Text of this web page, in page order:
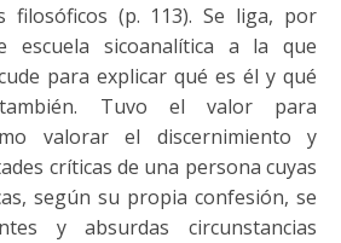
filosóficos (p. 113). Se liga, por
escuela sicoanalítica a la que
para explicar qué es él y qué
Tuvo el valor para
valorar el discernimiento y
críticas de una persona cuyas
según su propia confesión, se
y absurdas circunstancias